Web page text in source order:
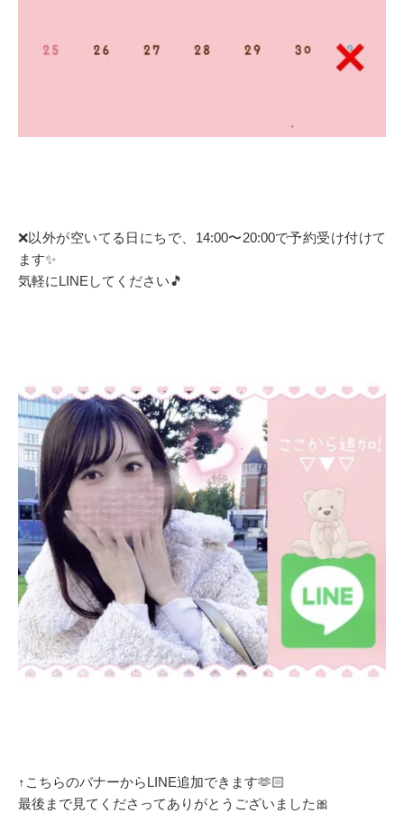
❌以外が空いてる日にちで、14:00〜20:00で予約受け付けて
ます✨
気軽にLINEしてください🎵
↑こちらのバナーからLINE追加できます🫶🏻
最後まで見てくださってありがとうございました🎀